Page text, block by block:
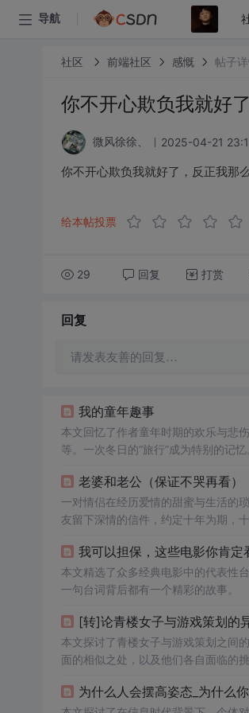
导航
社区 前端社区 感慨 帖子
你不开心欺负我就好
微风徐徐、 2025-04-21
你不开心欺负我就好了，反正我那么
给本帖投票
29 回复 打赏
回复
请发表友善的回复…
我的童年趣事
本文回忆了作者童年时期的欢乐与悲
等。一次冬日的“旅行”成为特别的记忆
老婆和老公（保证不哭再看）
一对情侣在经历爱情的甜蜜与生活的
友留下深情的信件，约定十年为期，
我可以担保，这些电影你肯定
本文精选了众多经典电影中的代表性
一句台词背后都有一个精彩的故事。
[转]论青楼女子与游戏策划的
本文探讨了青楼女子与游戏策划之间
面的相似之处，以及他们各自面临的
为什么人会摆高姿态_为什么